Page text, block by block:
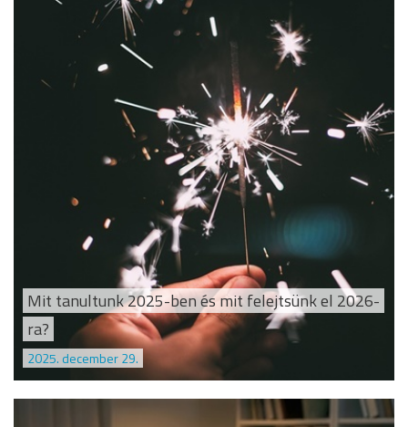
Mit tanultunk 2025-ben és mit felejtsünk el 2026-
ra?
2025. december 29.